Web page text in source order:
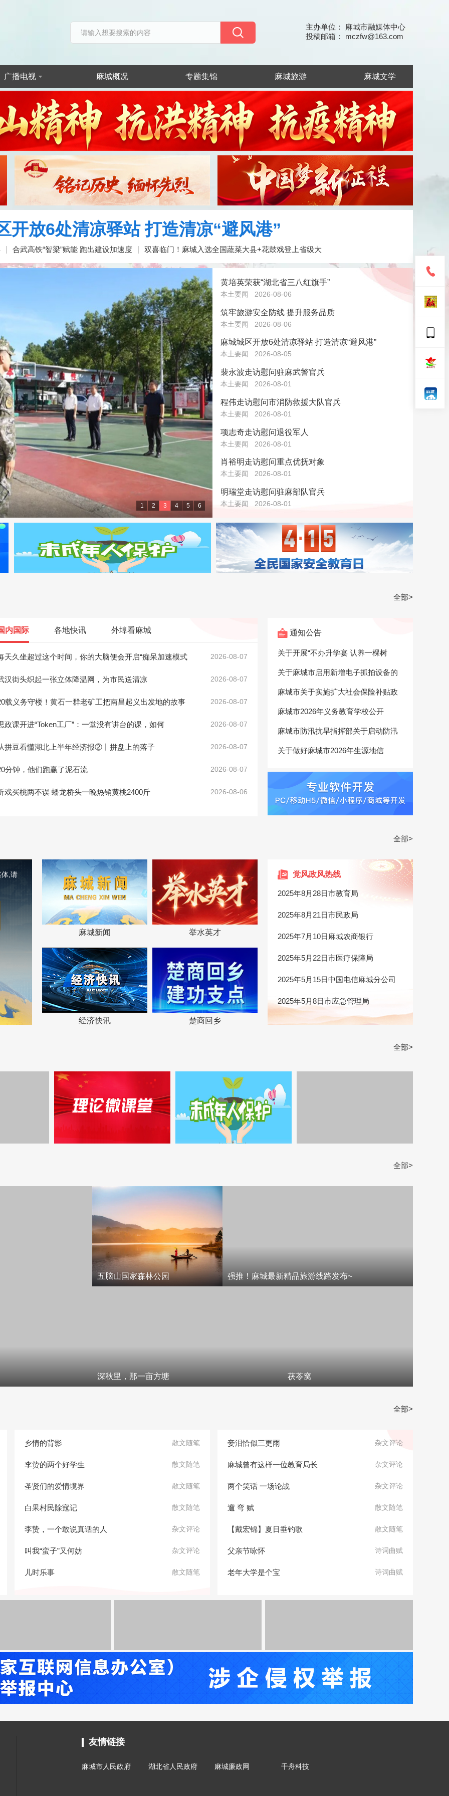
主办单位： 麻城市融媒体中心
投稿邮箱： mczfw@163.com
广播电视 麻城概况 专题集锦 麻城旅游 麻城文学
开放6处清凉驿站 打造清凉“避风港”
合武高铁“智梁”赋能 跑出建设加速度 双喜临门！麻城入选全国蔬菜大县+花鼓戏登上省级大
舞台
1 2 3 4 5 6
黄培英荣获“湖北省三八红旗手”
本土要闻 2026-08-06
筑牢旅游安全防线 提升服务品质
本土要闻 2026-08-06
麻城城区开放6处清凉驿站 打造清凉“避风港”
本土要闻 2026-08-05
裴永波走访慰问驻麻武警官兵
本土要闻 2026-08-01
程伟走访慰问市消防救援大队官兵
本土要闻 2026-08-01
项志奇走访慰问退役军人
本土要闻 2026-08-01
肖裕明走访慰问重点优抚对象
本土要闻 2026-08-01
明瑞堂走访慰问驻麻部队官兵
本土要闻 2026-08-01
全部>
内国际 各地快讯 外埠看麻城
天久坐超过这个时间，你的大脑便会开启“痴呆加速模式 2026-08-07
汉街头织起一张立体降温网，为市民送清凉 2026-08-07
载义务守楼！黄石一群老矿工把南昌起义出发地的故事 2026-08-07
政课开进“Token工厂”：一堂没有讲台的课，如何 2026-08-07
拼豆看懂湖北上半年经济报②丨拼盘上的落子 2026-08-07
分钟，他们跑赢了泥石流 2026-08-07
戏买桃两不误 蟠龙桥头一晚热销黄桃2400斤 2026-08-06
通知公告
关于开展“不办升学宴 认养一棵树
关于麻城市启用新增电子抓拍设备的
麻城市关于实施扩大社会保险补贴政
麻城市2026年义务教育学校公开
麻城市防汛抗旱指挥部关于启动防汛
关于做好麻城市2026年生源地信
全部>
体,请
麻城新闻 举水英才
经济快讯 楚商回乡
党风政风热线
2025年8月28日市教育局
2025年8月21日市民政局
2025年7月10日麻城农商银行
2025年5月22日市医疗保障局
2025年5月15日中国电信麻城分公司
2025年5月8日市应急管理局
全部>
全部>
五脑山国家森林公园 强推！麻城最新精品旅游线路发布~
深秋里，那一亩方塘 茯苓窝
全部>
乡情的背影 散文随笔
李贽的两个好学生 散文随笔
圣贤们的爱情境界 散文随笔
白果村民除寇记 散文随笔
李贽，一个敢说真话的人 杂文评论
叫我“蛮子”又何妨 杂文评论
儿时乐事 散文随笔
妾泪恰似三更雨 杂文评论
麻城曾有这样一位教育局长 杂文评论
两个笑话 一场论战 杂文评论
遛 弯 赋 散文随笔
【戴宏锦】夏日垂钓歌 散文随笔
父亲节咏怀 诗词曲赋
老年大学是个宝 诗词曲赋
友情链接
麻城市人民政府 湖北省人民政府 麻城廉政网 千舟科技